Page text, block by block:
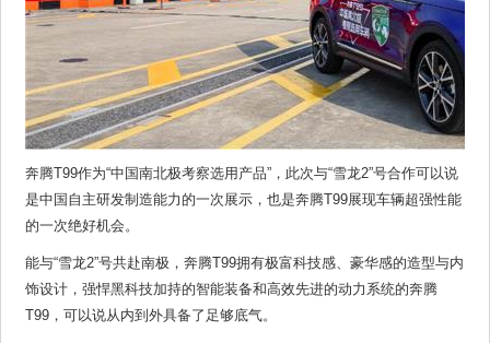
奔腾T99作为“中国南北极考察选用产品”，此次与“雪龙2”号合作可以说
是中国自主研发制造能力的一次展示，也是奔腾T99展现车辆超强性能
的一次绝好机会。
能与“雪龙2”号共赴南极，奔腾T99拥有极富科技感、豪华感的造型与内
饰设计，强悍黑科技加持的智能装备和高效先进的动力系统的奔腾
T99，可以说从内到外具备了足够底气。